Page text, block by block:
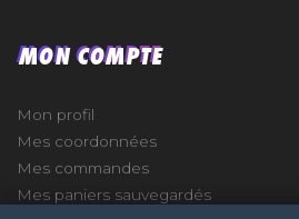
MON COMPTE
Mon profil
Mes coordonnées
Mes commandes
Mes paniers sauvegardés